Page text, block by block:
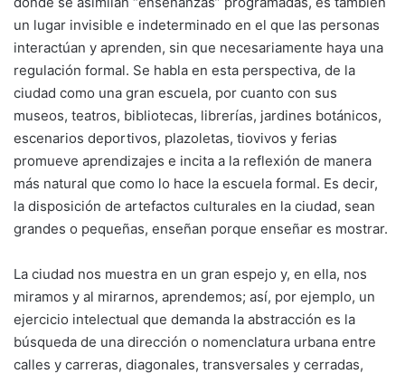
un lugar invisible e indeterminado en el que las personas
interactúan y aprenden, sin que necesariamente haya una
regulación formal. Se habla en esta perspectiva, de la
ciudad como una gran escuela, por cuanto con sus
museos, teatros, bibliotecas, librerías, jardines botánicos,
escenarios deportivos, plazoletas, tiovivos y ferias
promueve aprendizajes e incita a la reflexión de manera
más natural que como lo hace la escuela formal. Es decir,
la disposición de artefactos culturales en la ciudad, sean
grandes o pequeñas, enseñan porque enseñar es mostrar.
La ciudad nos muestra en un gran espejo y, en ella, nos
miramos y al mirarnos, aprendemos; así, por ejemplo, un
ejercicio intelectual que demanda la abstracción es la
búsqueda de una dirección o nomenclatura urbana entre
calles y carreras, diagonales, transversales y cerradas,